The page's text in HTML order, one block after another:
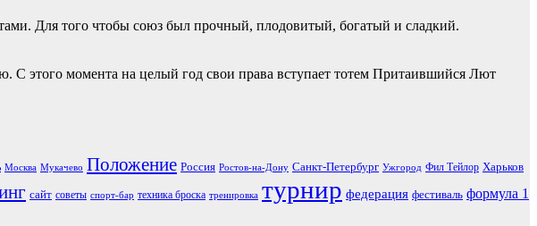
Для того чтобы союз был прочный, плодовитый, богатый и сладкий.
С этого момента на целый год свои права вступает тотем Притаившийся Лют
Москва Мукачево Положение Россия Ростов-на-Дону Санкт-Петербург Ужгород Фил Тейлор Харьков
сайт советы спорт-бар техника броска тренировка турнир федерация фестиваль формула 1